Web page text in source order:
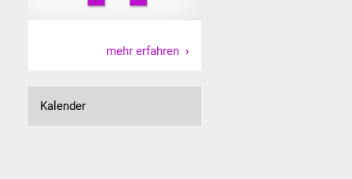
mehr erfahren
Kalender